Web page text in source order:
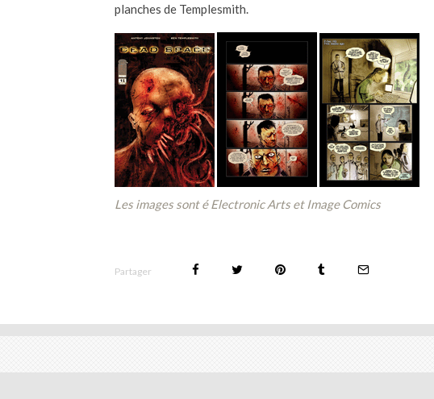
planches de Templesmith.
Les images sont é Electronic Arts et Image Comics
Partager